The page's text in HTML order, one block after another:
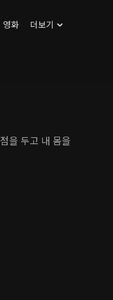
영화 더보기
을 두고 내 몸을